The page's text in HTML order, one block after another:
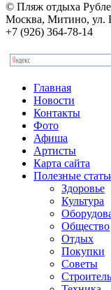
© Пляж отдыха
Москва, Митино, ул.
+7 (926) 364-78-14
Главная
Новости
Контакты
Фото
Афиша
Артисты
Карта сайта
Полезные
Здоровье
Культура
Общество
Отдых
Покупки
Советы